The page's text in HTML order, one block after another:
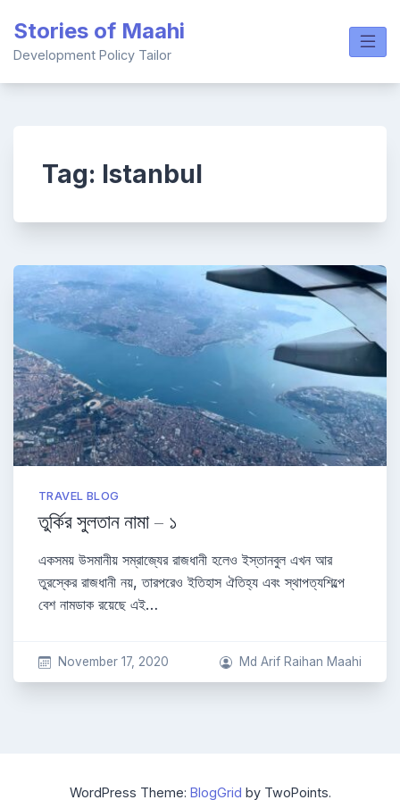
content
Stories of Maahi
Development Policy Tailor
Tag: Istanbul
TRAVEL BLOG
তুর্কির সুলতান নামা – ১
একসময় উসমানীয় সম্রাজ্যের রাজধানী হলেও ইস্তানবুল এখন আর
তুরস্কের রাজধানী নয়, তারপরেও ইতিহাস ঐতিহ্য এবং স্থাপত্যশিল্পে
বেশ নামডাক রয়েছে এই…
November 17, 2020 Md Arif Raihan Maahi
WordPress Theme: BlogGrid by TwoPoints.